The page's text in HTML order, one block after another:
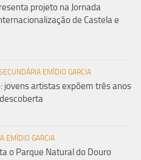
projeto na Jornada
de Castela e
EMÍDIO GARCIA
jovens artistas expõem três anos
EMÍDIO GARCIA
o Parque Natural do Douro